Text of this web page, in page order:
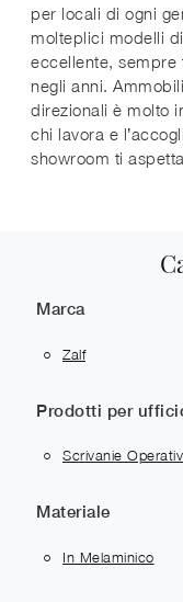
per locali di ogni
molteplici modelli
eccellente, sempre
negli anni.
direzionali è molto
chi lavora e
showroom ti
Marca
Zalf
Prodotti per
Scrivanie
Materiale
In Melaminico